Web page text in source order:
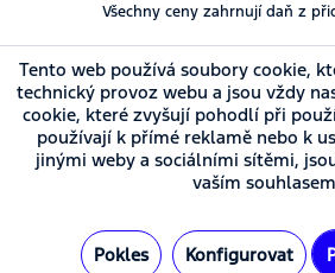
Všechny ceny zahrnují daň z
Tento web používá soubory cookie,
technický provoz webu a jsou vždy
cookie, které zvyšují pohodlí při
používají k přímé reklamě nebo k
jinými weby a sociálními sítěmi,
vaším
Pokles Konfigurovat